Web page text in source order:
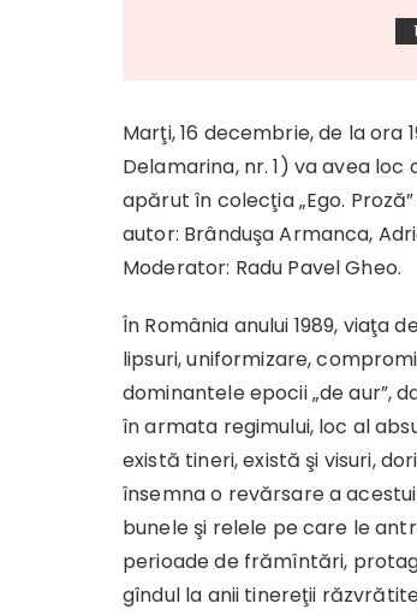
Marţi, 16 decembrie, de la ora
Delamarina, nr. 1) va avea
apărut în colecţia „Ego.
autor: Brânduşa Armanca,
Moderator: Radu Pavel Gheo.
În România anului 1989, viaţa
lipsuri, uniformizare,
dominantele epocii „de aur”,
în armata regimului, loc al
există tineri, există şi visuri,
însemna o revărsare a
bunele şi relele pe care le
perioade de frămîntări,
gîndul la anii tinereţii